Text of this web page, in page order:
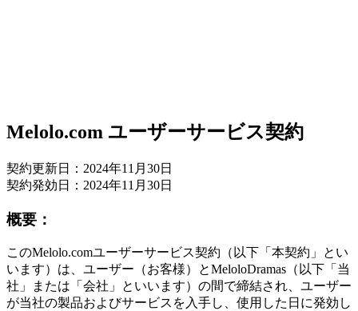
Melolo.com ユーザーサービス契約
契約更新日：2024年11月30日
契約発効日：2024年11月30日
概要：
このMelolo.comユーザーサービス契約（以下「本契約」とい
います）は、ユーザー（お客様）とMeloloDramas（以下「当
社」または「会社」といいます）の間で締結され、ユーザー
が当社の製品およびサービスを入手し、使用した日に発効し